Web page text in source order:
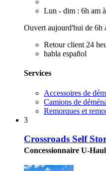
Lun - dim : 6h am
Ouvert aujourd'hui de 6h
Retour client 24
habla español
Services
Accessoires de
Camions de
Remorques et
3
Crossroads Self
Concessionnaire U-